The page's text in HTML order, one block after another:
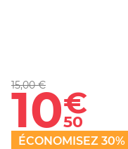
15,00 €
10€
50
ÉCONOMISEZ 30%